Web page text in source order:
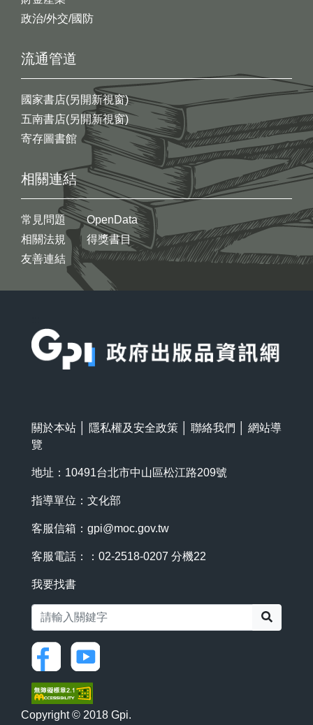
政治/外交/國防
流通管道
國家書店(另開新視窗)
五南書店(另開新視窗)
寄存圖書館
相關連結
常見問題
相關法規
友善連結
OpenData
得獎書目
關於本站 隱私權及安全政策 聯絡我們
網站導
覽
地址：10491台北市中山區松江路209號
指導單位：文化部
客服信箱： gpi@moc.gov.tw
客服電話：：02-2518-0207 分機22
我要找書
Copyright © 2018 Gpi.